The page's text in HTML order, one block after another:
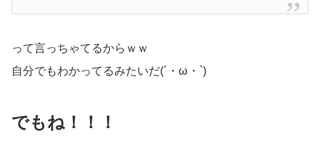
って言っちゃてるからｗｗ
自分でもわかってるみたいだ(´・ω・`)
でもね！！！